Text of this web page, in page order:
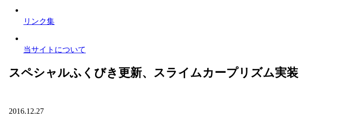
リンク集
当サイトについて
スペシャルふくびき更新、スライムカープリズム実装
2016.12.27